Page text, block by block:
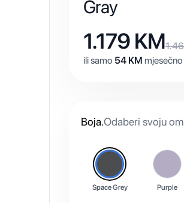
Gray
1.179 KM
ili samo 54 KM
Boja.Odaberi svoju
Space Grey Purple